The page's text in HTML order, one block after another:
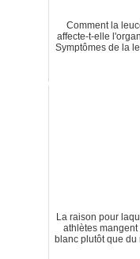
Comment la
affecte-t-elle
Symptômes de la
La raison pour
athlètes mangent
blanc plutôt que du